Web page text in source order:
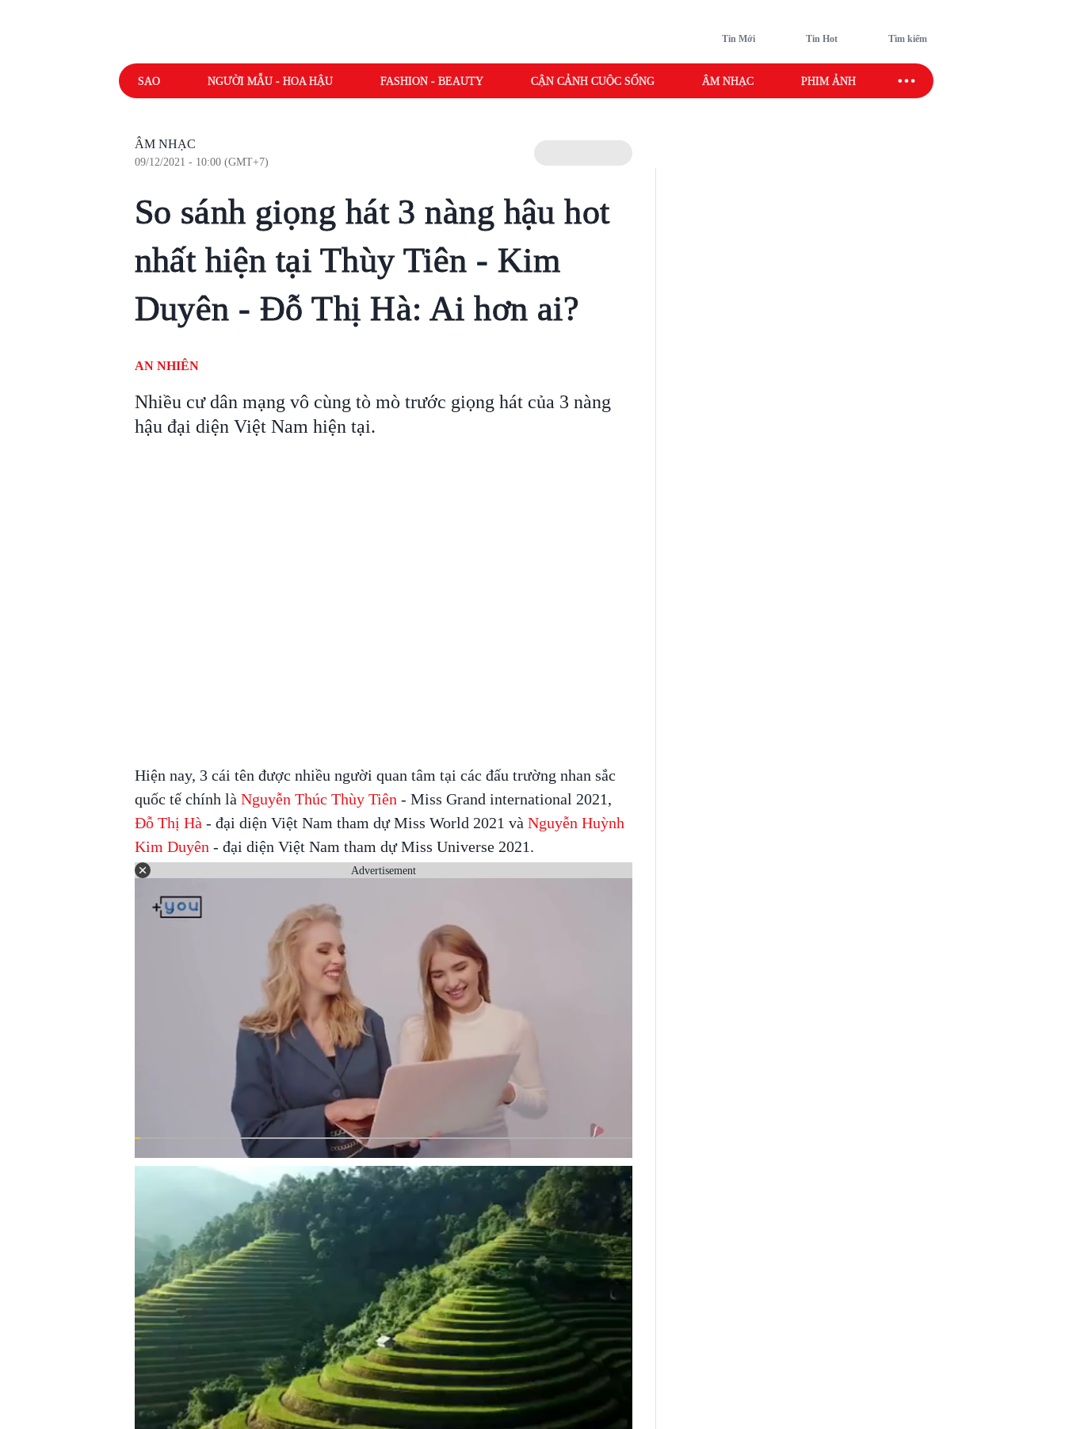
Tin Mới Tin Hot Tìm kiếm
SAO NGƯỜI MẪU - HOA HẬU FASHION - BEAUTY CẬN CẢNH CUỘC SỐNG ÂM NHẠC PHIM ẢNH SAO SPORT
ÂM NHẠC
09/12/2021 - 10:00 (GMT+7)
So sánh giọng hát 3 nàng hậu hot
nhất hiện tại Thùy Tiên - Kim
Duyên - Đỗ Thị Hà: Ai hơn ai?
AN NHIÊN
Nhiều cư dân mạng vô cùng tò mò trước giọng hát của 3 nàng
hậu đại diện Việt Nam hiện tại.
Hiện nay, 3 cái tên được nhiều người quan tâm tại các đấu trường nhan sắc
quốc tế chính là Nguyễn Thúc Thùy Tiên - Miss Grand international 2021,
Đỗ Thị Hà - đại diện Việt Nam tham dự Miss World 2021 và Nguyễn Huỳnh
Kim Duyên - đại diện Việt Nam tham dự Miss Universe 2021.
Advertisement